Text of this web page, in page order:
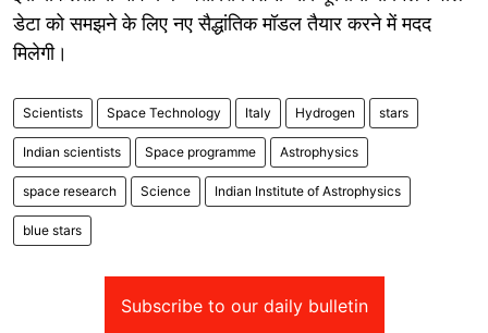
डेटा को समझने के लिए नए सैद्धांतिक मॉडल तैयार करने में मदद
मिलेगी।
Scientists Space Technology Italy Hydrogen stars
Indian scientists Space programme Astrophysics
space research Science Indian Institute of Astrophysics
blue stars
Subscribe to our daily bulletin